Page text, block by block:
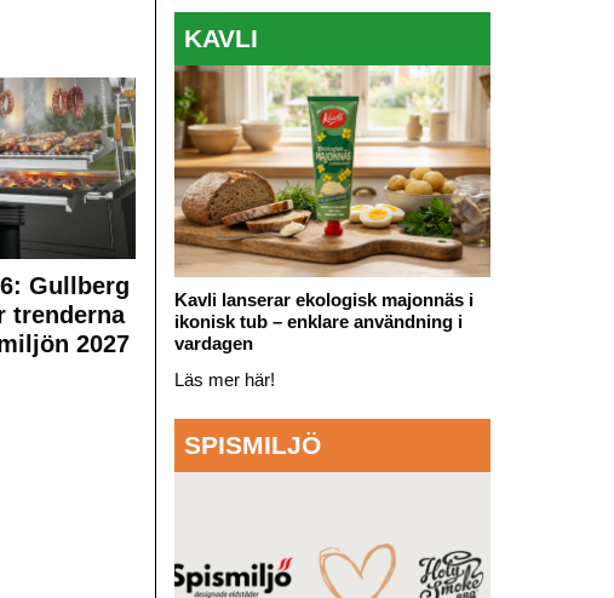
Gullberg
trenderna
2027
KAVLI
Kavli lanserar ekologisk majonnäs i
ikonisk tub – enklare användning i
vardagen
Läs mer här!
SPISMILJÖ